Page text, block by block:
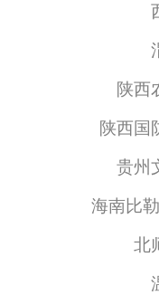
陕西
陕西国
贵州
海南比
北